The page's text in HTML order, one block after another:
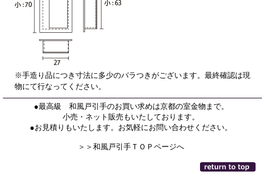
※手造り品につき寸法に多少のバラつきがございます。最終確認は現
物にて行なってください。
●最高級 和風戸引手のお買い求めは京都の室金物まで。
小売・ネット販売もいたしております。
●お見積りもいたします。お気軽にお問い合わせください。
＞＞和風戸引手ＴＯＰページへ